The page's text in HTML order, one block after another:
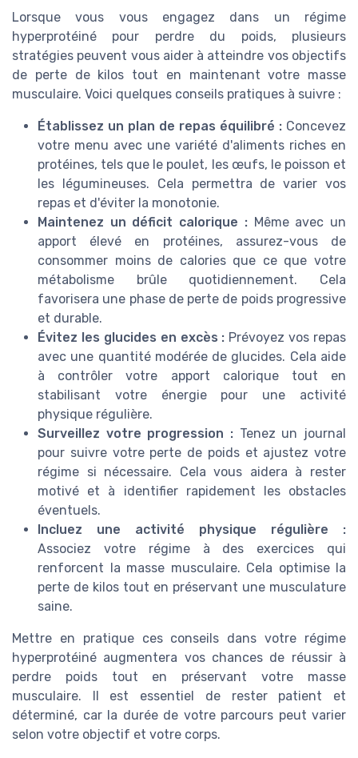
Lorsque vous vous engagez dans un régime
hyperprotéiné pour perdre du poids, plusieurs
stratégies peuvent vous aider à atteindre vos objectifs
de perte de kilos tout en maintenant votre masse
musculaire. Voici quelques conseils pratiques à suivre :
Établissez un plan de repas équilibré : Concevez
votre menu avec une variété d'aliments riches en
protéines, tels que le poulet, les œufs, le poisson et
les légumineuses. Cela permettra de varier vos
repas et d'éviter la monotonie.
Maintenez un déficit calorique :Même avec un
apport élevé en protéines, assurez-vous de
consommer moins de calories que ce que votre
métabolisme brûle quotidiennement. Cela
favorisera une phase de perte de poids progressive
et durable.
Évitez les glucides en excès : Prévoyez vos repas
avec une quantité modérée de glucides. Cela aide
à contrôler votre apport calorique tout en
stabilisant votre énergie pour une activité
physique régulière.
Surveillez votre progression : Tenez un journal
pour suivre votre perte de poids et ajustez votre
régime si nécessaire. Cela vous aidera à rester
motivé et à identifier rapidement les obstacles
éventuels.
Incluez une activité physique régulière :
Associez votre régime à des exercices qui
renforcent la masse musculaire. Cela optimise la
perte de kilos tout en préservant une musculature
saine.
Mettre en pratique ces conseils dans votre régime
hyperprotéiné augmentera vos chances de réussir à
perdre poids tout en préservant votre masse
musculaire. Il est essentiel de rester patient et
déterminé, car la durée de votre parcours peut varier
selon votre objectif et votre corps.